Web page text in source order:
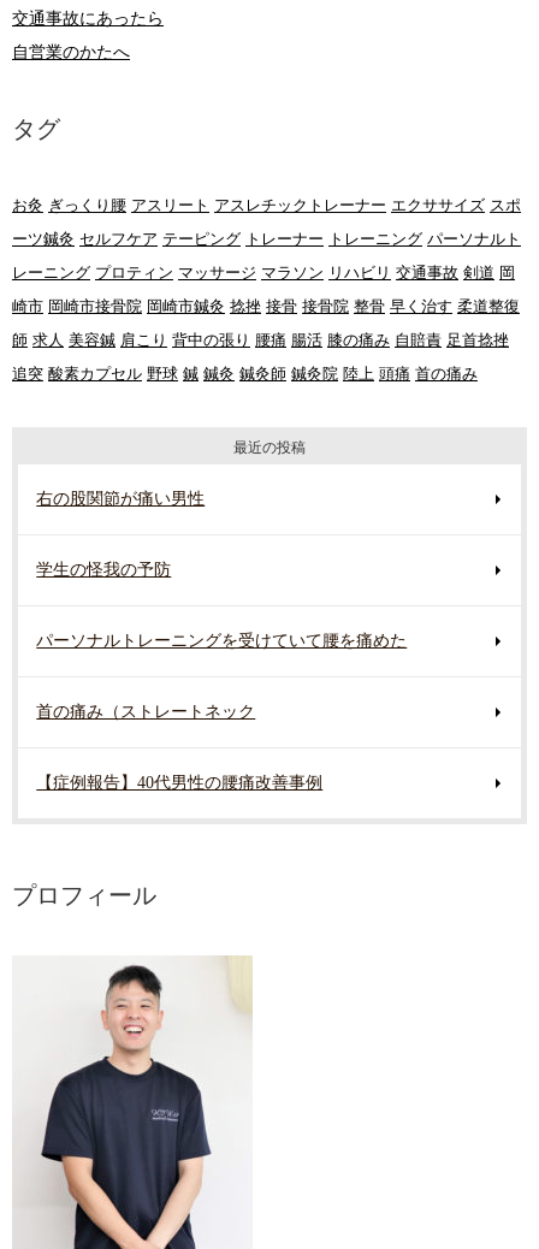
交通事故にあったら
自営業のかたへ
タグ
お灸 ぎっくり腰 アスリート アスレチックトレーナー エクササイズ スポ
ーツ鍼灸 セルフケア テーピング トレーナー トレーニング パーソナルト
レーニング プロティン マッサージ マラソン リハビリ 交通事故 剣道 岡
崎市 岡崎市接骨院 岡崎市鍼灸 捻挫 接骨 接骨院 整骨 早く治す 柔道整復
師 求人 美容鍼 肩こり 背中の張り 腰痛 腸活 膝の痛み 自賠責 足首捻挫
追突 酸素カプセル 野球 鍼 鍼灸 鍼灸師 鍼灸院 陸上 頭痛 首の痛み
最近の投稿
右の股関節が痛い男性
学生の怪我の予防
パーソナルトレーニングを受けていて腰を痛めた
首の痛み（ストレートネック
【症例報告】40代男性の腰痛改善事例
プロフィール